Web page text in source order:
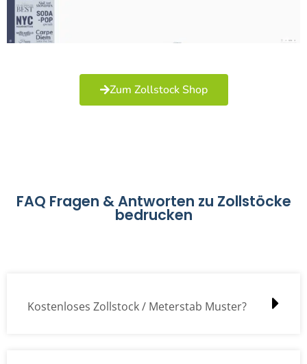
Zum Zollstock Shop
FAQ Fragen & Antworten zu Zollstöcke
bedrucken
Kostenloses Zollstock / Meterstab Muster?